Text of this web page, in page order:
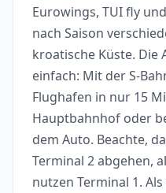
Eurowings, TUI fly
nach Saison
kroatische Küste. Die
einfach: Mit der S-
Flughafen in nur 15
Hauptbahnhof oder
dem Auto. Beachte,
Terminal 2 abgehen,
nutzen Terminal 1.